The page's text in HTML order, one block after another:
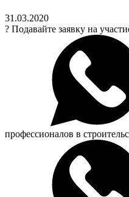
31.03.2020
? Подавайте заявку на
профессионалов в